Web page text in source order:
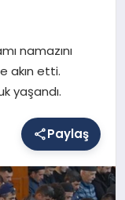
namazını
akın etti.
yaşandı.
Paylaş